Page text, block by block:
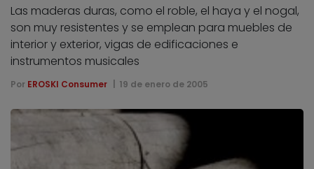
Las maderas duras, como el roble, el haya y el nogal,
son muy resistentes y se emplean para muebles de
interior y exterior, vigas de edificaciones e
instrumentos musicales
Por EROSKI Consumer 19 de enero de 2005